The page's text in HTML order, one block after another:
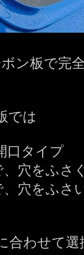
ン板で完
では
タイプ
穴をふさ
穴をふさ
わせて選